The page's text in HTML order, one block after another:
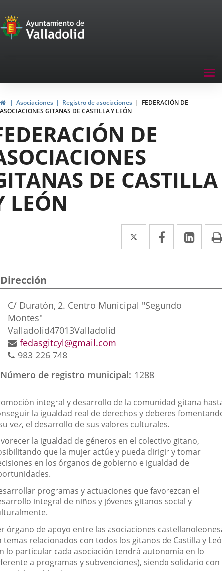
Portal
de
navegación
HomeAsociaciones Registro de asociaciones
FEDERACIÓN DE
ASOCIACIONES GITANAS DE CASTILLA Y LEÓN
DE
DE CASTILLA
LEÓN
Twitter
Enlace
a
una
externa.
Facebook
Enlace
a
una
externa.
a
una
Dirección
Postal
address
C/ Duratón, 2. Centro Municipal "Segundo
Montes"
Valladolid47013Valladolid
Email
fedasgitcyl@gmail.com
Phones
983 226 748
Número de registro municipal 1288
integral y desarrollo de la comunidad gitana
la igualdad real de derechos y deberes
vez, el desarrollo de sus valores culturales.
la igualdad de géneros en el colectivo gitano,
que la mujer actúe y pueda dirigir y tomar
en los órganos de gobierno e igualdad de
programas y actuaciones que favorezcan el
integral de niños y jóvenes gitanos social y
órgano de apoyo entre las asociaciones
temas relacionados con todos los gitanos de Castilla y
lo particular cada asociación tendrá autonomía en lo
a programas y subvenciones), siendo solidario con